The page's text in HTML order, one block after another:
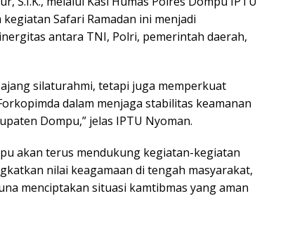
Safari Ramadan ini menjadi
antara TNI, Polri, pemerintah daerah,
silaturahmi, tetapi juga memperkuat
dalam menjaga stabilitas keamanan
Dompu,” jelas IPTU Nyoman.
akan terus mendukung kegiatan-kegiatan
nilai keagamaan di tengah masyarakat,
menciptakan situasi kamtibmas yang aman